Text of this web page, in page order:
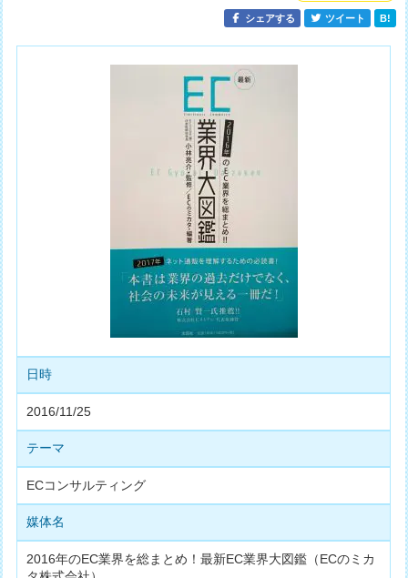
シェアする ツイート B!
日時
2016/11/25
テーマ
ECコンサルティング
媒体名
2016年のEC業界を総まとめ！最新EC業界大図鑑（ECのミカ